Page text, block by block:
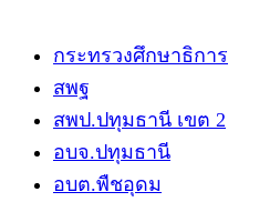
กระทรวงศึกษาธิการ
สพฐ
สพป.ปทุมธานี​ เขต 2
อบจ.ปทุมธานี
อบต.พืชอุดม